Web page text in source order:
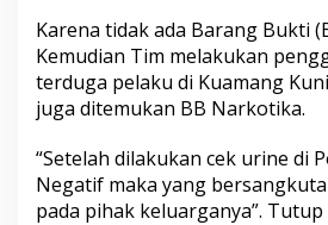
Karena tidak ada Barang Bukti
Kemudian Tim melakukan
terduga pelaku di Kuamang
juga ditemukan BB Narkotika.
“Setelah dilakukan cek urine di
Negatif maka yang
pada pihak keluarganya”. Tutup